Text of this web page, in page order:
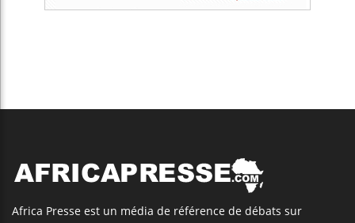
Africa Presse est un média de référence de débats sur